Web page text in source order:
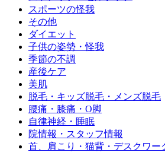
スポーツの怪我
その他
ダイエット
子供の姿勢・怪我
季節の不調
産後ケア
美肌
脱毛・キッズ脱毛・メンズ脱毛
腰痛・膝痛・O脚
自律神経・睡眠
院情報・スタッフ情報
首、肩こり・猫背・デスクワー